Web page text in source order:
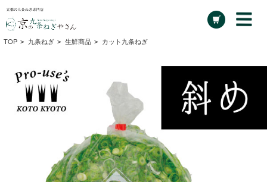
TOP > 九条ねぎ > 生鮮商品 > カット九条ねぎ